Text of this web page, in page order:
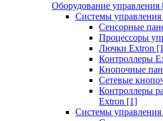
Оборудование управления
Системы управления
Сенсорные
Процессоры
Лючки Extron
Контроллеры
Кнопочные
Сетевые
Контроллеры
Extron [1]
Системы управления